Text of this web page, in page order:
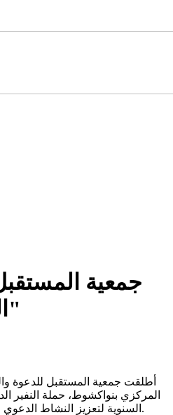
جمعية
الدعوي الصيفي"
أطلقت جمعية المستقبل للدعوة
المركزي بنواكشوط، حملة النفير
السنوية لتعزيز النشاط الدعوي والثقافي خلال العطلة الصيفية.